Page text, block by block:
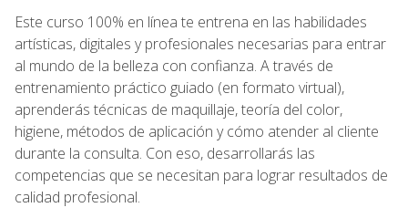
Este curso 100% en línea te entrena en las habilidades
artísticas, digitales y profesionales necesarias para entrar
al mundo de la belleza con confianza. A través de
entrenamiento práctico guiado (en formato virtual),
aprenderás técnicas de maquillaje, teoría del color,
higiene, métodos de aplicación y cómo atender al cliente
durante la consulta. Con eso, desarrollarás las
competencias que se necesitan para lograr resultados de
calidad profesional.